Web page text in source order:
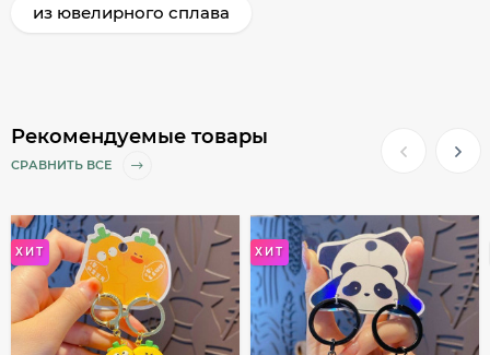
из ювелирного сплава
Рекомендуемые товары
СРАВНИТЬ ВСЕ
ХИТ ХИТ